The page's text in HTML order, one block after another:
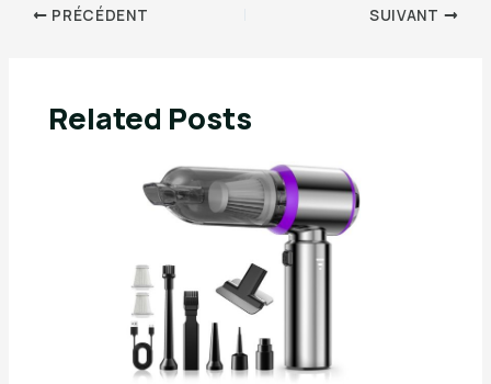
PRÉCÉDENT SUIVANT
Related Posts